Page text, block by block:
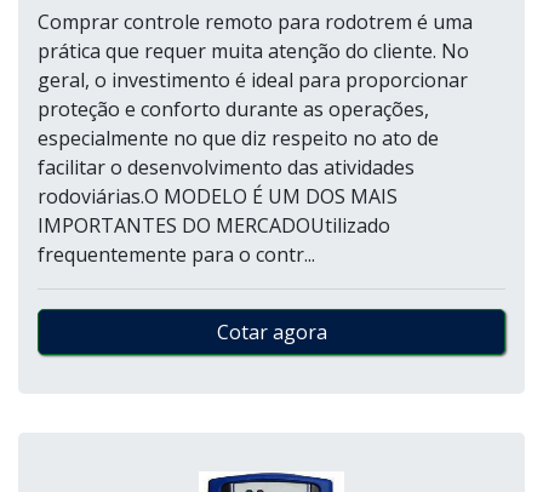
Comprar controle remoto para rodotrem é uma
prática que requer muita atenção do cliente. No
geral, o investimento é ideal para proporcionar
proteção e conforto durante as operações,
especialmente no que diz respeito no ato de
facilitar o desenvolvimento das atividades
rodoviárias.O MODELO É UM DOS MAIS
IMPORTANTES DO MERCADOUtilizado
frequentemente para o contr...
Cotar agora